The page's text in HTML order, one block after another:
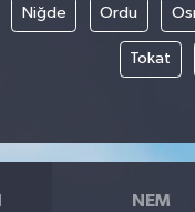
Niğde Ordu
Tokat
NEM